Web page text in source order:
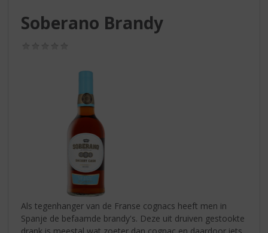
Soberano Brandy
Als tegenhanger van de Franse cognacs heeft men in
Spanje de befaamde brandy's. Deze uit druiven gestookte
drank is meestal wat zoeter dan cognac en daardoor iets